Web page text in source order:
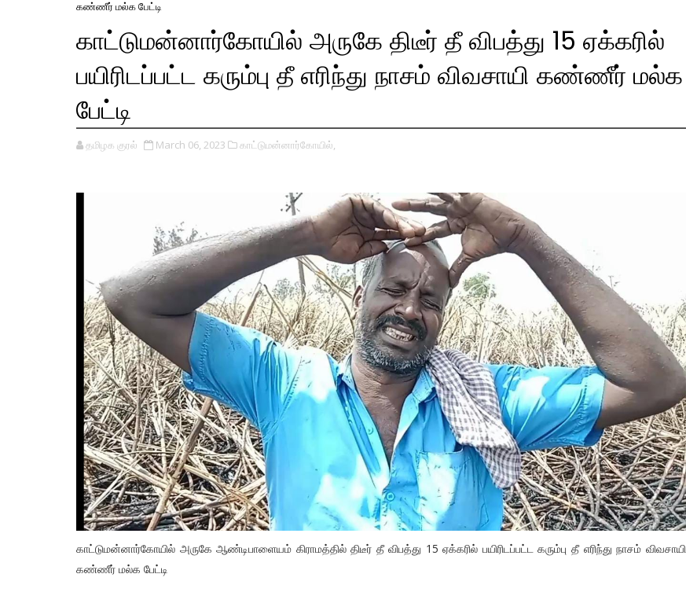
கண்ணீர் மல்க பேட்டி
காட்டுமன்னார்கோயில் அருகே திடீர் தீ விபத்து 15 ஏக்கரில்
பயிரிடப்பட்ட கரும்பு தீ எரிந்து நாசம் விவசாயி கண்ணீர் மல்க
பேட்டி
தமிழக குரல் March 06, 2023 காட்டுமன்னார்கோயில்,
காட்டுமன்னார்கோயில் அருகே ஆண்டிபாளையம் கிராமத்தில் திடீர் தீ விபத்து 15 ஏக்கரில் பயிரிடப்பட்ட கரும்பு தீ எரிந்து நாசம் விவசாயி
கண்ணீர் மல்க பேட்டி